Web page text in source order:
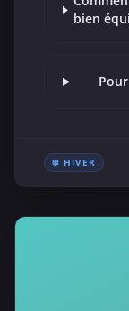
bien
❄️ HIVER